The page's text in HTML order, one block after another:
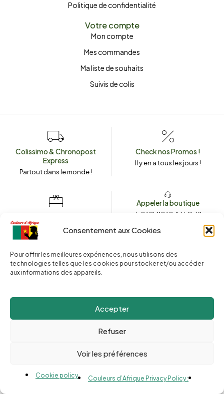
Consentement aux Cookies
Pour offrir les meilleures expériences, nous utilisons des
technologies telles que les cookies pour stocker et/ou accéder
aux informations des appareils.
Accepter
Refuser
Voir les préférences
Cookie policy Couleurs d’Afrique Privacy Policy :
Politique de confidentialité
Votre compte
Mon compte
Mes commandes
Ma liste de souhaits
Suivis de colis
Colissimo & Chronopost
Express
Partout dans le monde !
Check nos Promos !
Il y en a tous les jours !
couleursdafrique974.com
Appeler la boutique
(+262) 0262 43 50 38
2025 © Copyright Couleurs d’Afrique 974 . Tous droits réservés.